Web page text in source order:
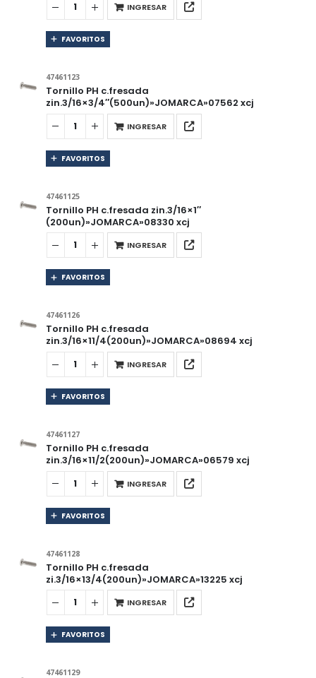
INGRESAR
FAVORITOS
47461123
Tornillo PH c.fresada
zin.3/16×3/4″(500un)»JOMARCA»07562 xcj
INGRESAR
FAVORITOS
47461125
Tornillo PH c.fresada zin.3/16×1″
(200un)»JOMARCA»08330 xcj
INGRESAR
FAVORITOS
47461126
Tornillo PH c.fresada
zin.3/16×11/4(200un)»JOMARCA»08694 xcj
INGRESAR
FAVORITOS
47461127
Tornillo PH c.fresada
zin.3/16×11/2(200un)»JOMARCA»06579 xcj
INGRESAR
FAVORITOS
47461128
Tornillo PH c.fresada
zi.3/16×13/4(200un)»JOMARCA»13225 xcj
INGRESAR
FAVORITOS
47461129